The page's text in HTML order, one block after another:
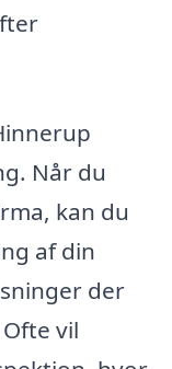
Når du
kan du
af din
der
vil